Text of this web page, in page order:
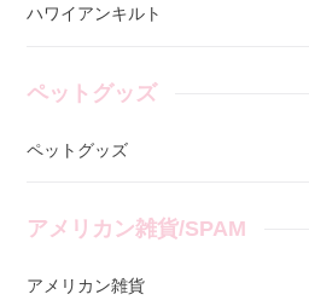
ハワイアンキルト
ペットグッズ
ペットグッズ
アメリカン雑貨/SPAM
アメリカン雑貨